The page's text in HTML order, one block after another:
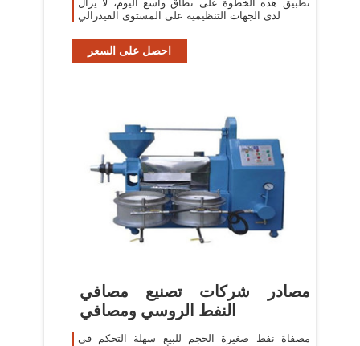
تطبيق هذه الخطوة على نطاق واسع اليوم، لا يزال
لدى الجهات التنظيمية على المستوى الفيدرالي
احصل على السعر
مصادر شركات تصنيع مصافي
النفط الروسي ومصافي
مصفاة نفط صغيرة الحجم للبيع سهلة التحكم في